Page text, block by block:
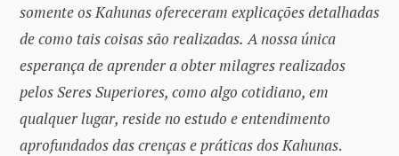
somente os Kahunas ofereceram explicações detalhadas
de como tais coisas são realizadas. A nossa única
esperança de aprender a obter milagres realizados
pelos Seres Superiores, como algo cotidiano, em
qualquer lugar, reside no estudo e entendimento
aprofundados das crenças e práticas dos Kahunas.